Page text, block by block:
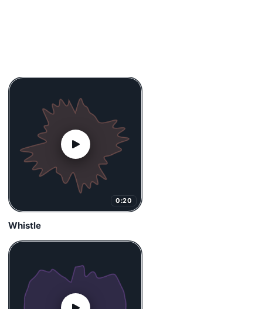
0:20
Whistle